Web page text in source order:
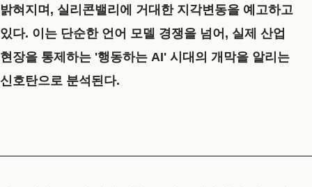
밝혀지며, 실리콘밸리에 거대한 지각변동을 예고하고
있다. 이는 단순한 언어 모델 경쟁을 넘어, 실제 산업
현장을 통제하는 '행동하는 AI' 시대의 개막을 알리는
신호탄으로 분석된다.